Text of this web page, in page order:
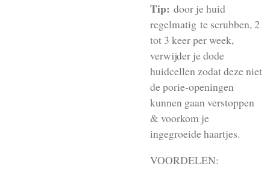
Tip: door je huid
regelmatig te scrubben, 2
tot 3 keer per week,
verwijder je dode
huidcellen zodat deze niet
de porie-openingen
kunnen gaan verstoppen
& voorkom je
ingegroeide haartjes.
VOORDELEN: